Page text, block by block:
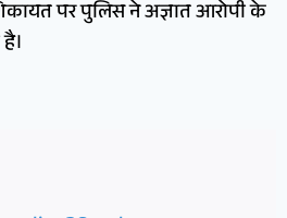
पर पुलिस ने अज्ञात आरोपी के